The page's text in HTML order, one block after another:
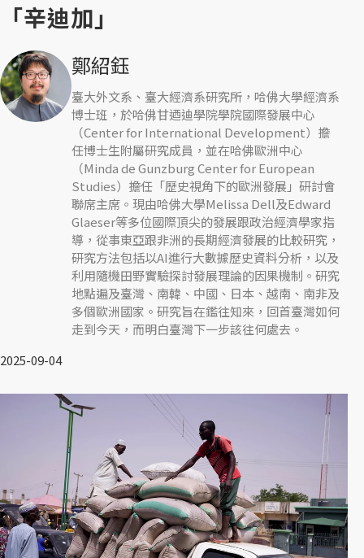
「辛迪加」
鄭紹鈺
臺大外文系、臺大經濟系研究所，哈佛大學經濟系
博士班，於哈佛甘迺迪學院學院國際發展中心
（Center for International Development）擔
任博士生附屬研究成員，並在哈佛歐洲中心
（Minda de Gunzburg Center for European
Studies）擔任「歷史視角下的歐洲發展」研討會
聯席主席。現由哈佛大學Melissa Dell及Edward
Glaeser等多位國際頂尖的發展跟政治經濟學家指
導，從事東亞跟非洲的長期經濟發展的比較研究，
研究方法包括以AI進行大數據歷史資料分析，以及
利用隨機田野實驗探討發展理論的因果機制。研究
地點遍及臺灣、南韓、中國、日本、越南、南非及
多個歐洲國家。研究旨在鑑往知來，回首臺灣如何
走到今天，而明白臺灣下一步該往何處去。
2025-09-04